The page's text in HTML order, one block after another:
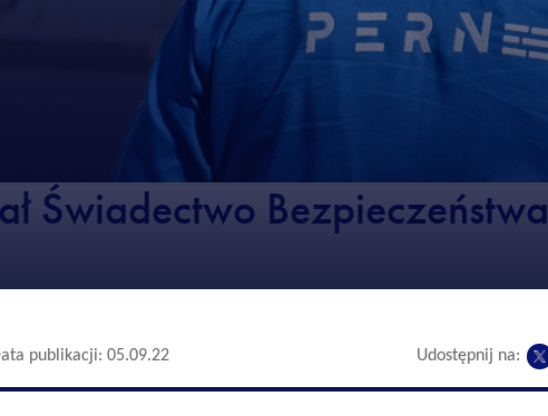
Świadectwo Bezpieczeństwa
publikacji: 05.09.22 Udostępnij na: